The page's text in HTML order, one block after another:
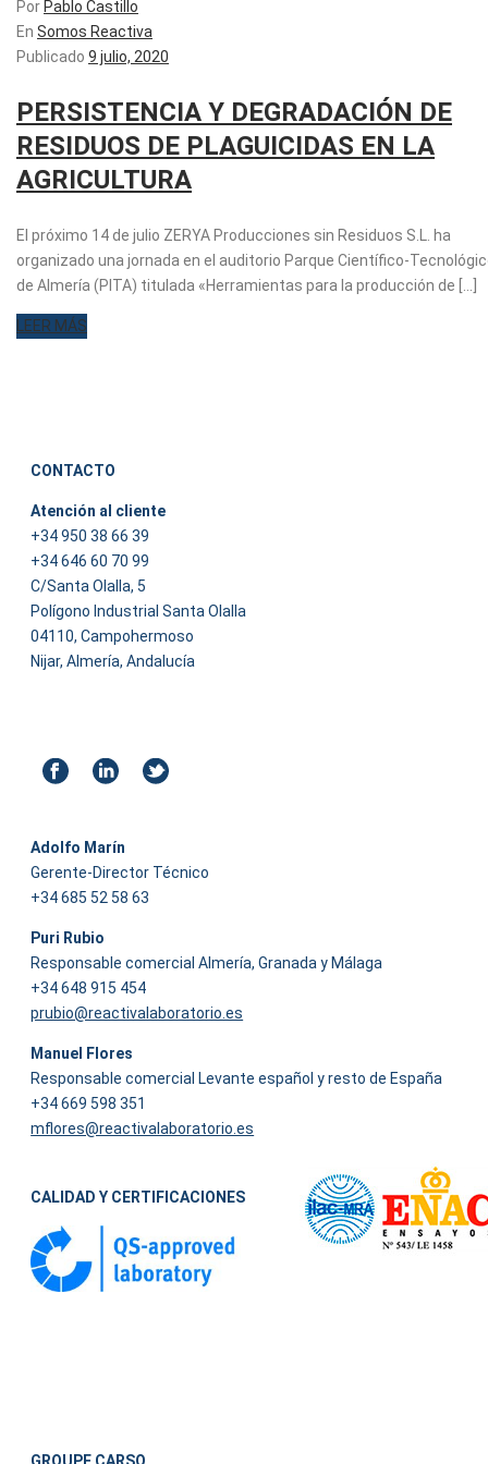
Por Pablo Castillo
En Somos Reactiva
Publicado 9 julio, 2020
PERSISTENCIA Y DEGRADACIÓN DE
RESIDUOS DE PLAGUICIDAS EN LA
AGRICULTURA
El próximo 14 de julio ZERYA Producciones sin Residuos S.L. ha
organizado una jornada en el auditorio Parque Científico-
de Almería (PITA) titulada «Herramientas para la producción de [...]
LEER MÁS
CONTACTO
Atención al cliente
+34 950 38 66 39
+34 646 60 70 99
C/Santa Olalla, 5
Polígono Industrial Santa Olalla
04110, Campohermoso
Nijar, Almería, Andalucía
Adolfo Marín
Gerente-Director Técnico
+34 685 52 58 63
Puri Rubio
Responsable comercial Almería, Granada y Málaga
+34 648 915 454
prubio@reactivalaboratorio.es
Manuel Flores
Responsable comercial Levante español y resto de España
+34 669 598 351
mflores@reactivalaboratorio.es
CALIDAD Y CERTIFICACIONES